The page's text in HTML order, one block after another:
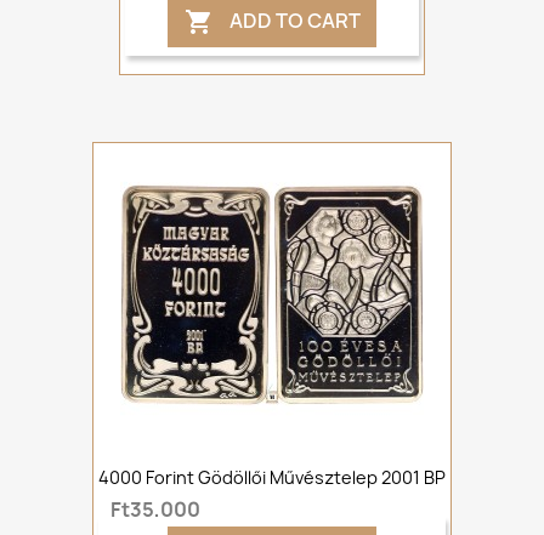
 ADD TO CART
4000 Forint Gödöllői Művésztelep 2001 BP
Ft35,000